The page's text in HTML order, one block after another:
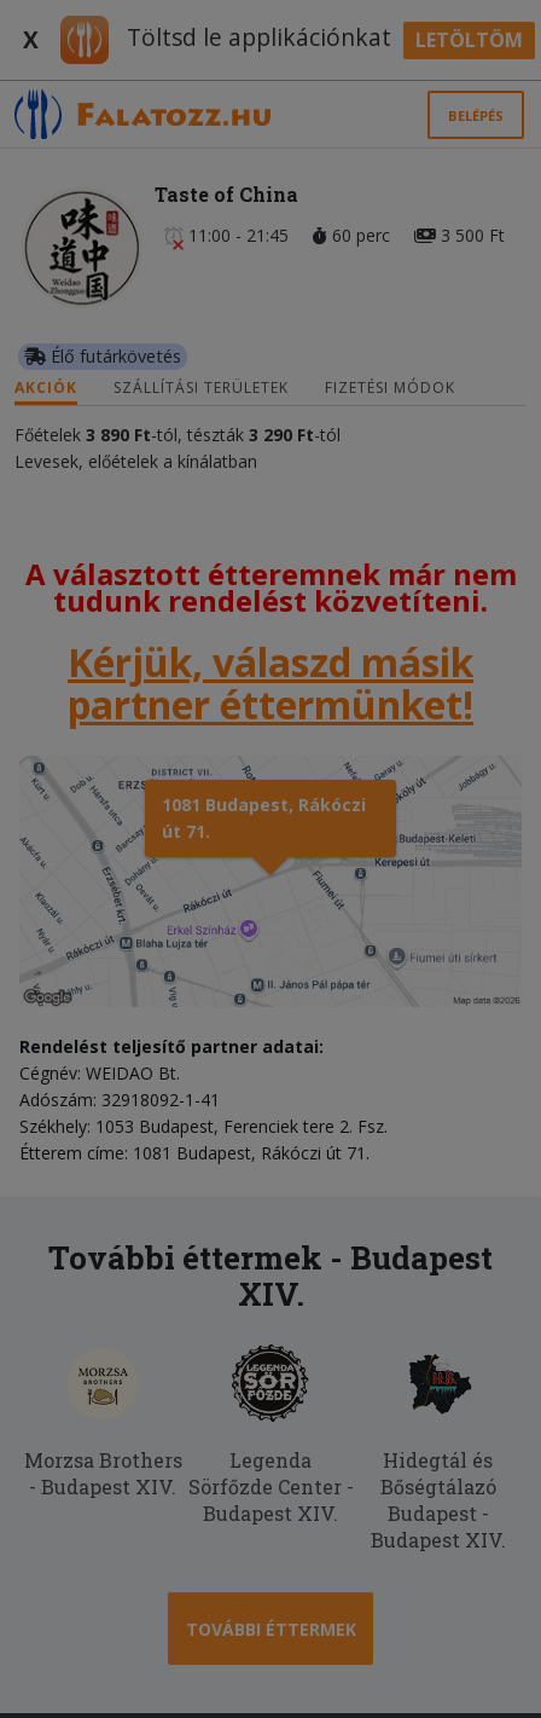
X Töltsd le applikációnkat LETÖLTÖM
BELÉPÉS
Taste of China
11:00 - 21:45 60 perc 3 500 Ft
Élő futárkövetés
AKCIÓK SZÁLLÍTÁSI TERÜLETEK FIZETÉSI MÓDOK
Főételek 3 890 Ft-tól, tészták 3 290 Ft-tól
Levesek, előételek a kínálatban
A választott étteremnek már nem
tudunk rendelést közvetíteni.
Kérjük, válaszd másik
partner éttermünket!
1081 Budapest, Rákóczi
út 71.
Rendelést teljesítő partner adatai:
Cégnév: WEIDAO Bt.
Adószám: 32918092-1-41
Székhely: 1053 Budapest, Ferenciek tere 2. Fsz.
Étterem címe: 1081 Budapest, Rákóczi út 71.
További éttermek - Budapest
XIV.
Morzsa Brothers
- Budapest XIV.
Legenda
Sörfőzde Center -
Budapest XIV.
Hidegtál és
Bőségtálazó
Budapest -
Budapest XIV.
TOVÁBBI ÉTTERMEK